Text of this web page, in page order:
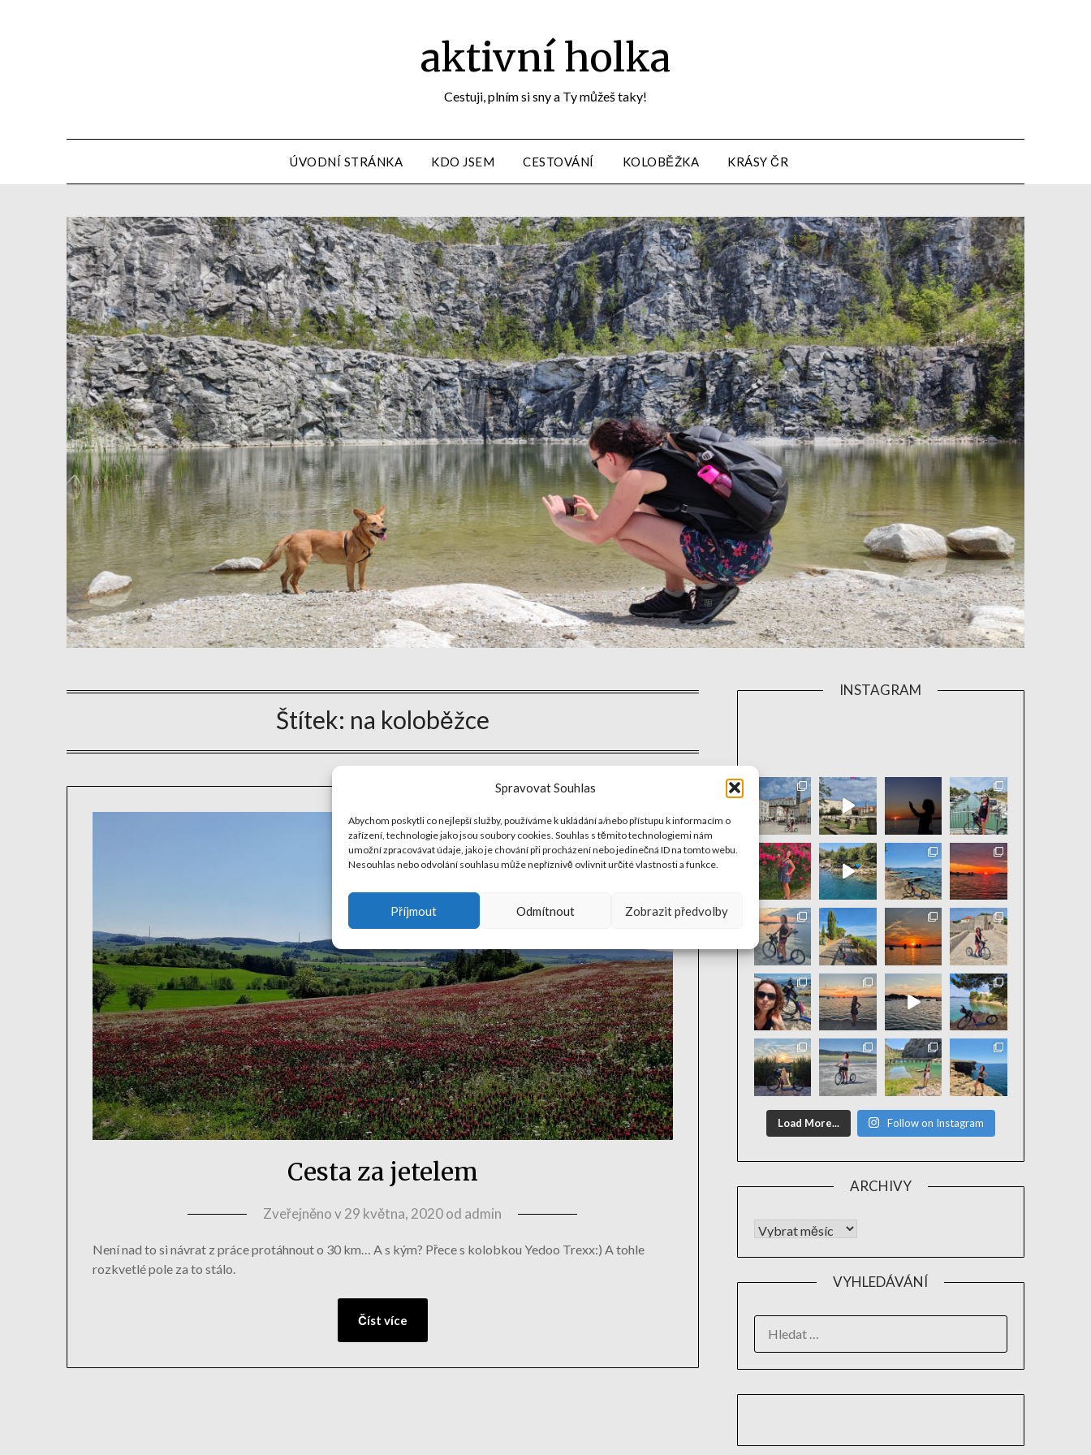
Spravovat Souhlas
Abychom poskytli co nejlepší služby, používáme k ukládání a/nebo přístupu k informacím o
zařízení, technologie jako jsou soubory cookies. Souhlas s těmito technologiemi nám
umožní zpracovávat údaje, jako je chování při procházení nebo jedinečná ID na tomto webu.
Nesouhlas nebo odvolání souhlasu může nepříznivě ovlivnit určité vlastnosti a funkce.
Příjmout Odmítnout Zobrazit předvolby
aktivní holka
Cestuji, plním si sny a Ty můžeš taky!
ÚVODNÍ STRÁNKA KDO JSEM CESTOVÁNÍ KOLOBĚŽKA KRÁSY ČR
Štítek: na koloběžce
Cesta za jetelem
Zveřejněno v29 května, 2020od admin
Není nad to si návrat z práce protáhnout o 30 km… A s kým? Přece s kolobkou Yedoo Trexx:) A tohle
rozkvetlé pole za to stálo.
Číst více
INSTAGRAM
Load More... Follow on Instagram
ARCHIVY
VYHLEDÁVÁNÍ